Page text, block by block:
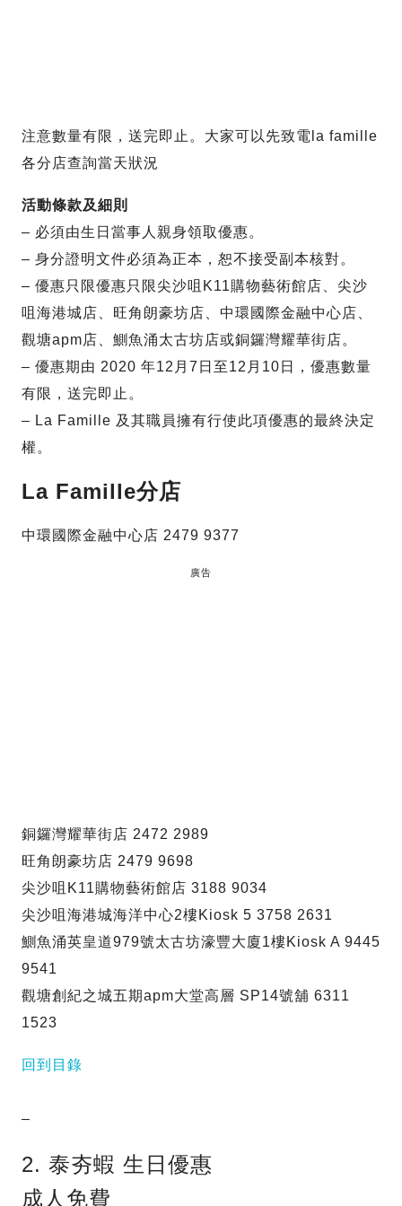
注意數量有限，送完即止。大家可以先致電la famille
各分店查詢當天狀況
活動條款及細則
– 必須由生日當事人親身領取優惠。
– 身分證明文件必須為正本，恕不接受副本核對。
– 優惠只限優惠只限尖沙咀K11購物藝術館店、尖沙
咀海港城店、旺角朗豪坊店、中環國際金融中心店、
觀塘apm店、鰂魚涌太古坊店或銅鑼灣耀華街店。
– 優惠期由 2020 年12月7日至12月10日，優惠數量
有限，送完即止。
– La Famille 及其職員擁有行使此項優惠的最終決定
權。
La Famille分店
中環國際金融中心店 2479 9377
廣告
銅鑼灣耀華街店 2472 2989
旺角朗豪坊店 2479 9698
尖沙咀K11購物藝術館店 3188 9034
尖沙咀海港城海洋中心2樓Kiosk 5 3758 2631
鰂魚涌英皇道979號太古坊濠豐大廈1樓Kiosk A 9445
9541
觀塘創紀之城五期apm大堂高層 SP14號舖 6311
1523
回到目錄
–
2. 泰夯蝦 生日優惠
成人免費